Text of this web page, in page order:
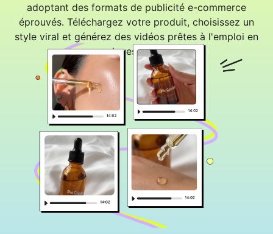
adoptant des formats de publicité e-commerce
éprouvés. Téléchargez votre produit, choisissez un
style viral et générez des vidéos prêtes à l'emploi en
quelques minutes.